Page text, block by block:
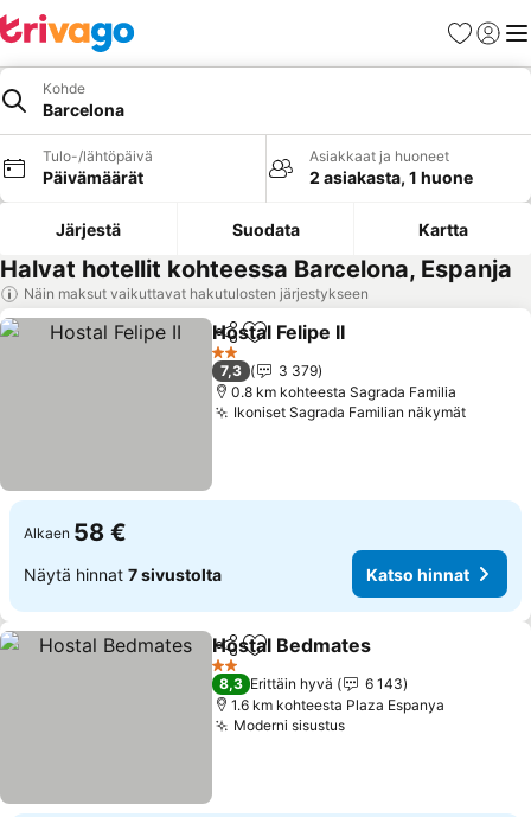
Suosikit
Kohde
Barcelona
Tulo-/lähtöpäivä
Päivämäärät
Asiakkaat ja huoneet
2 asiakasta, 1 huone
Järjestä Suodata Kartta
Halvat hotellit kohteessa Barcelona, Espanja
Näin maksut vaikuttavat hakutulosten järjestykseen
Jaa Lisää suosikkeihin
Hostal Felipe II
2 Tähtiluokitus
7,3
3 379
0.8 km kohteesta Sagrada Familia
Ikoniset Sagrada Familian näkymät
Alkaen 58 €
Näytä hinnat 7 sivustolta Katso hinnat
Jaa Lisää suosikkeihin
Hostal Bedmates
2 Tähtiluokitus
8,3 Erittäin hyvä
6 143
1.6 km kohteesta Plaza Espanya
Moderni sisustus